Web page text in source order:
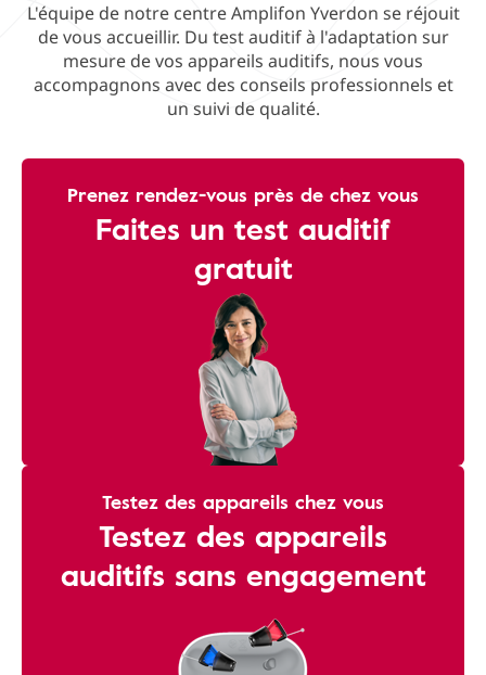
L'équipe de notre centre Amplifon Yverdon se réjouit
de vous accueillir. Du test auditif à l'adaptation sur
mesure de vos appareils auditifs, nous vous
accompagnons avec des conseils professionnels et
un suivi de qualité.
Prenez rendez-vous près de chez vous
Faites un test auditif
gratuit
Testez des appareils chez vous
Testez des appareils
auditifs sans engagement